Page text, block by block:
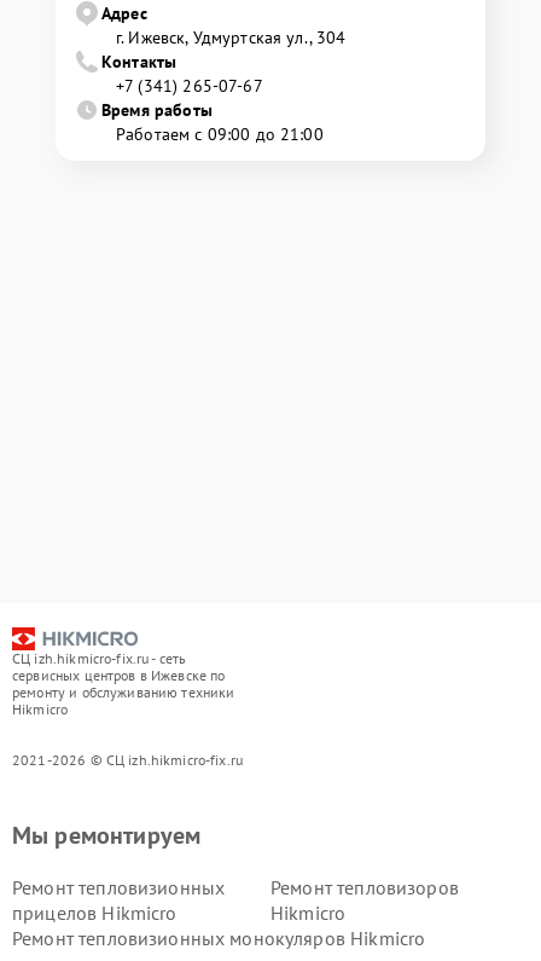
Адрес
г. Ижевск, Удмуртская ул., 304
Контакты
+7 (341) 265-07-67
Время работы
Работаем с 09:00 до 21:00
СЦ izh.hikmicro-fix.ru - сеть
сервисных центров в Ижевске по
ремонту и обслуживанию техники
Hikmicro
2021-2026 © СЦ izh.hikmicro-fix.ru
Мы ремонтируем
Ремонт тепловизионных
прицелов Hikmicro
Ремонт тепловизоров
Hikmicro
Ремонт тепловизионных монокуляров Hikmicro